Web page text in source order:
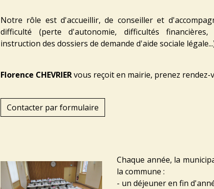
Notre rôle est d'accueillir, de conseiller et
difficulté (perte d'autonomie, difficultés financières,
instruction des dossiers de demande d'aide sociale
Florence CHEVRIERvous reçoit en mairie, prenez rendez-
Contacter par formulaire
Chaque année, la
la commune :
- un déjeuner en fin